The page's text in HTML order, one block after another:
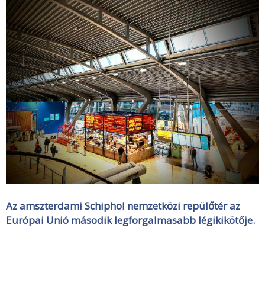
Az amszterdami Schiphol nemzetközi repülőtér az
Európai Unió második legforgalmasabb légikikötője.